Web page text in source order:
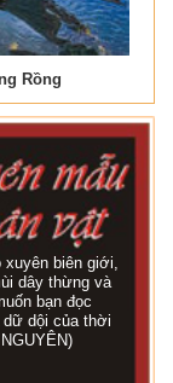
Rồng
biên giới,
dây thừng và
bạn đọc
dội của thời